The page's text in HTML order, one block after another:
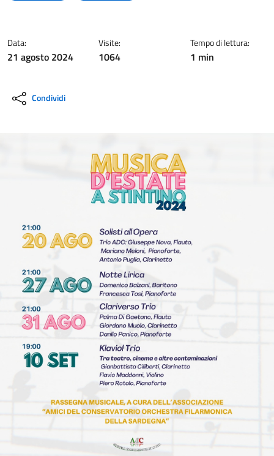
Data:
21 agosto 2024
Visite:
1064
Tempo di lettura:
1 min
Condividi